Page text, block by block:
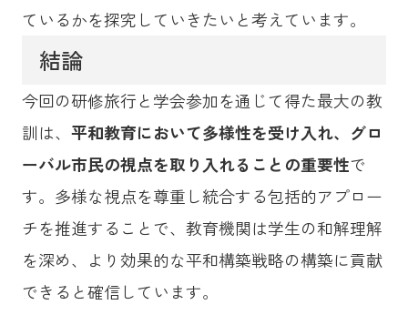
ているかを探究していきたいと考えています。
結論
今回の研修旅行と学会参加を通じて得た最大の教
訓は、 平和教育において多様性を受け入れ、グロ
ーバル市民の視点を取り入れることの重要性で
す。多様な視点を尊重し統合する包括的アプロー
チを推進することで、教育機関は学生の和解理解
を深め、より効果的な平和構築戦略の構築に貢献
できると確信しています。